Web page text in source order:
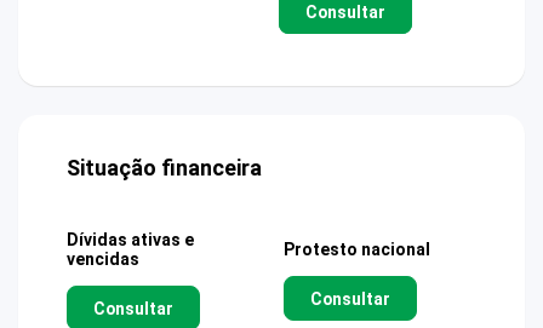
Consultar
Situação financeira
Dívidas ativas e
vencidas
Consultar
Protesto nacional
Consultar